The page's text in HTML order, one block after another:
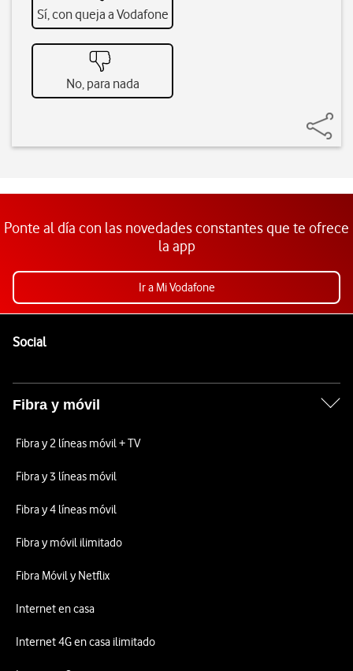
Sí, con queja a Vodafone
No, para nada
Ponte al día con las novedades constantes que te ofrece
la app
Ir a Mi Vodafone
SocialEnlaces a las redes sociales de Vodafone
Fibra y móvil
Fibra y 2 líneas móvil + TV
Fibra y 3 líneas móvil
Fibra y 4 líneas móvil
Fibra y móvil ilimitado
Fibra Móvil y Netflix
Internet en casa
Internet 4G en casa ilimitado